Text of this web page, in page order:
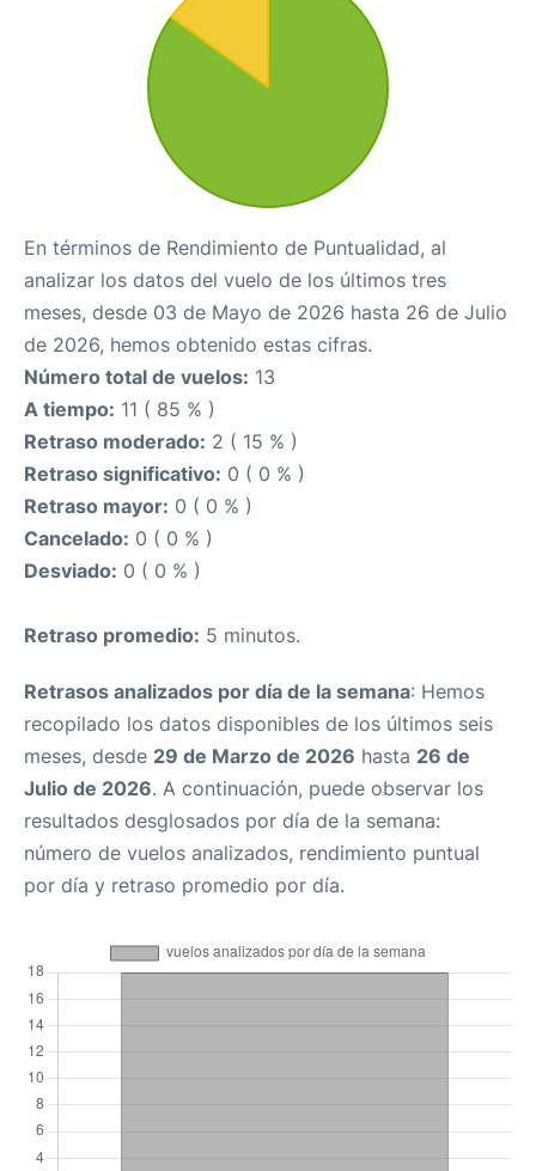
En términos de Rendimiento de Puntualidad, al
analizar los datos del vuelo de los últimos tres
meses, desde 03 de Mayo de 2026 hasta 26 de Julio
de 2026, hemos obtenido estas cifras.
Número total de vuelos: 13
A tiempo: 11 ( 85 % )
Retraso moderado: 2 ( 15 % )
Retraso significativo: 0 ( 0 % )
Retraso mayor: 0 ( 0 % )
Cancelado: 0 ( 0 % )
Desviado: 0 ( 0 % )
Retraso promedio: 5 minutos.
Retrasos analizados por día de la semana: Hemos
recopilado los datos disponibles de los últimos seis
meses, desde 29 de Marzo de 2026 hasta 26 de
Julio de 2026. A continuación, puede observar los
resultados desglosados por día de la semana:
número de vuelos analizados, rendimiento puntual
por día y retraso promedio por día.